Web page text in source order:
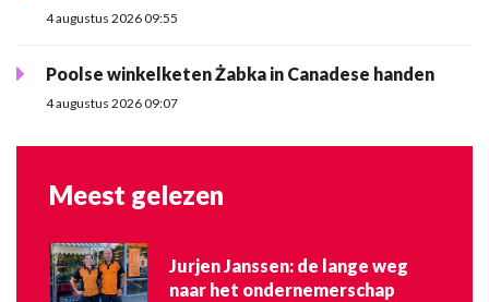
4 augustus 2026 09:55
Poolse winkelketen Żabka in Canadese handen
4 augustus 2026 09:07
Meest gelezen
Jurjen Janssen: de lange weg
naar het ondernemerschap